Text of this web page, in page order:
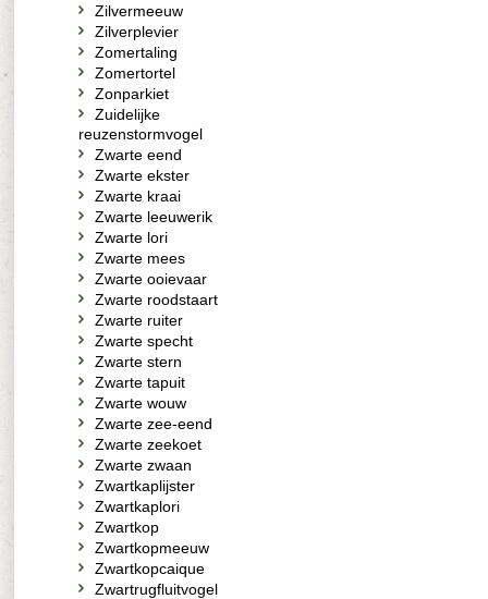
Zilvermeeuw
Zilverplevier
Zomertaling
Zomertortel
Zonparkiet
Zuidelijke
reuzenstormvogel
Zwarte eend
Zwarte ekster
Zwarte kraai
Zwarte leeuwerik
Zwarte lori
Zwarte mees
Zwarte ooievaar
Zwarte roodstaart
Zwarte ruiter
Zwarte specht
Zwarte stern
Zwarte tapuit
Zwarte wouw
Zwarte zee-eend
Zwarte zeekoet
Zwarte zwaan
Zwartkaplijster
Zwartkaplori
Zwartkop
Zwartkopmeeuw
Zwartkopcaique
Zwartrugfluitvogel